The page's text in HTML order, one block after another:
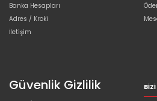
Banka Hesapları
Adres / Kroki
İletişim
Güvenlik Gizlilik